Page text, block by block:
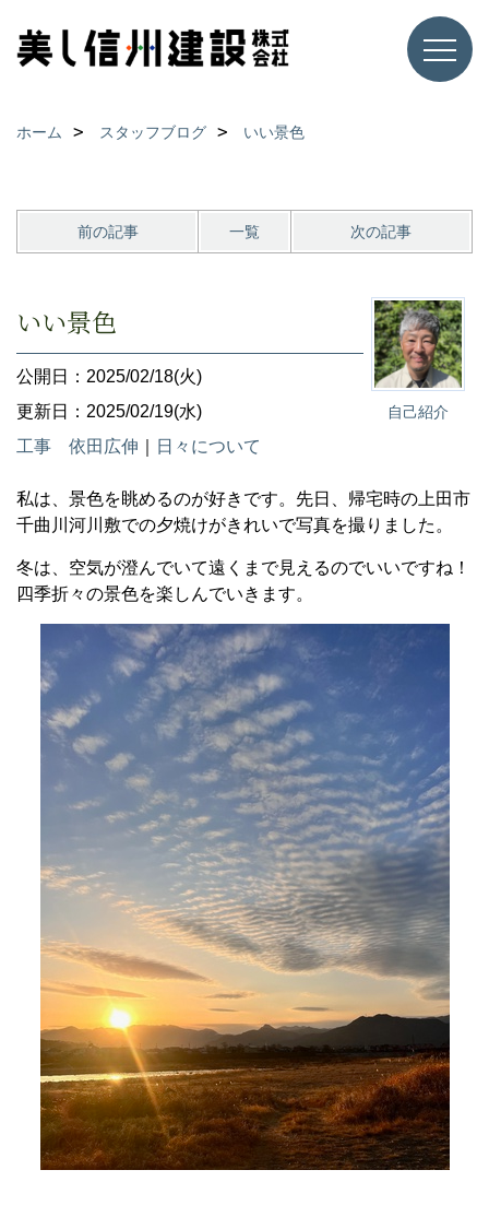
ホーム スタッフブログ いい景色
前の記事 一覧 次の記事
自己紹介
いい景色
公開日：2025/02/18(火)
更新日：2025/02/19(水)
工事 依田広伸
日々について
私は、景色を眺めるのが好きです。先日、帰宅時の上田市
千曲川河川敷での夕焼けがきれいで写真を撮りました。
冬は、空気が澄んでいて遠くまで見えるのでいいですね！
四季折々の景色を楽しんでいきます。